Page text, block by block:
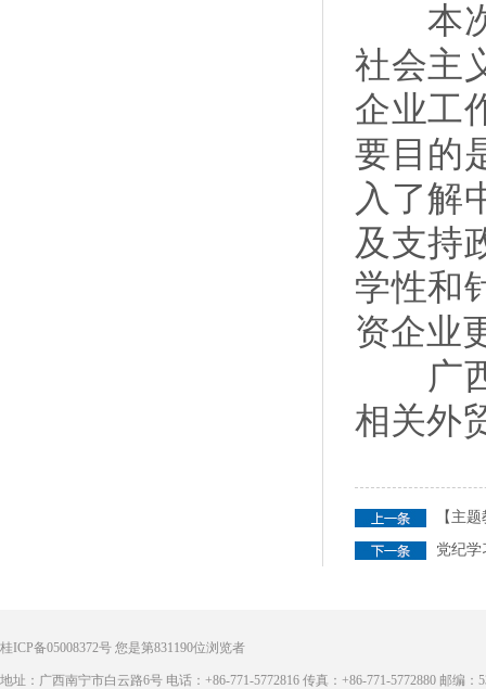
本次
社会主
企业工
要目的
入了解
及支持
学性和
资企业
广西
相关外
【主
党纪学
桂ICP备05008372号 您是第831190位浏览者
地址：广西南宁市白云路6号 电话：+86-771-5772816 传真：+86-771-5772880 邮编：